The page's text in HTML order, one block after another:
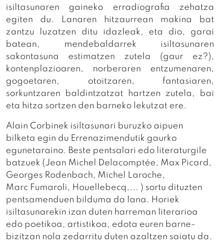
isiltasunaren gaineko erradiografia zehatza
egiten du. Lanaren hitzaurrean makina bat
zantzu luzatzen ditu idazleak, eta dio, garai
batean, mendebaldarrek isiltasunaren
sakontasuna estimatzen zutela (gaur ez?),
kontenplazioaren, norberaren entzumenaren,
gogoetaren, otoitzaren, fantasiaren,
sorkuntzaren baldintzatzat hartzen zutela, bai
eta hitza sortzen den barneko lekutzat ere.
Alain Corbinek isiltasunari buruzko aipuen
bilketa egin du Errenazimendutik gaurko
egunetaraino. Beste pentsalari edo literaturgile
batzuek (Jean Michel Delacomptée, Max Picard,
Georges Rodenbach, Michel Laroche,
Marc Fumaroli, Houellebecq,... ) sortu dituzten
pentsamenduen bilduma da lana. Horiek
isiltasunarekin izan duten harreman literarioa
edo poetikoa, artistikoa, edota euren barne-
bizitzan nola zedarritu duten azaltzen saiatu da.